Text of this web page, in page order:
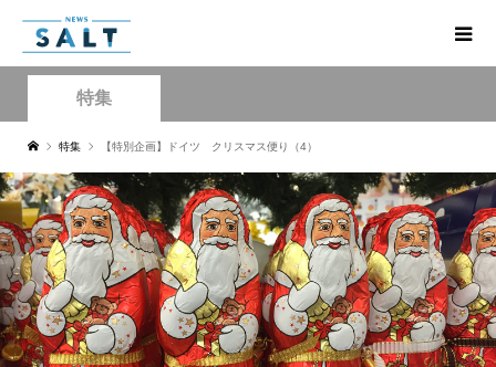
特集
特集 【特別企画】ドイツ クリスマス便り（4）